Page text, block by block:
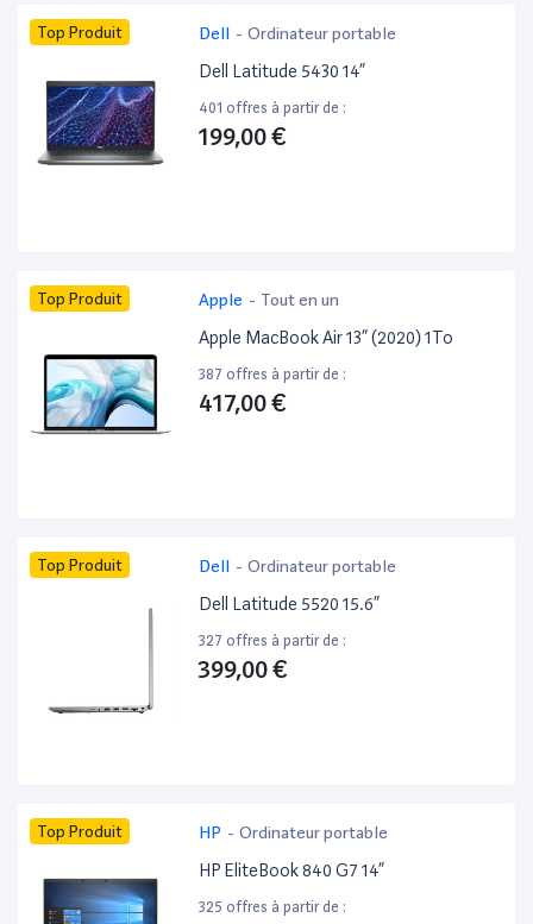
Top Produit Dell - Ordinateur portable
Dell Latitude 5430 14”
401 offres à partir de :
199,00 €
Top Produit Apple - Tout en un
Apple MacBook Air 13” (2020) 1To
387 offres à partir de :
417,00 €
Top Produit Dell - Ordinateur portable
Dell Latitude 5520 15.6”
327 offres à partir de :
399,00 €
Top Produit HP - Ordinateur portable
HP EliteBook 840 G7 14”
325 offres à partir de :